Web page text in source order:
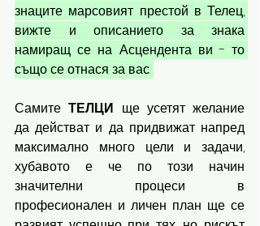
знаците марсовият престой в Телец,
вижте и описанието за знака
намиращ се на Асцендента ви - то
също се отнася за вас.
Самите ТЕЛЦИ ще усетят желание
да действат и да придвижат напред
максимално много цели и задачи,
хубавото е че по този начин
значителни процеси в
професионален и личен план ще се